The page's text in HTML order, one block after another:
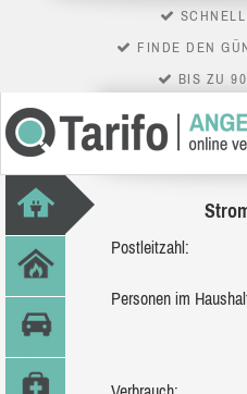
FINDE DEN
BIS ZU
Postleitzahl:
Personen im